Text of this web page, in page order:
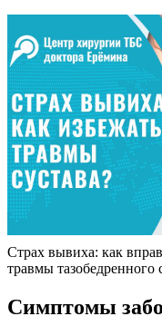
Страх вывиха: как
травмы тазобедренного
Симптомы